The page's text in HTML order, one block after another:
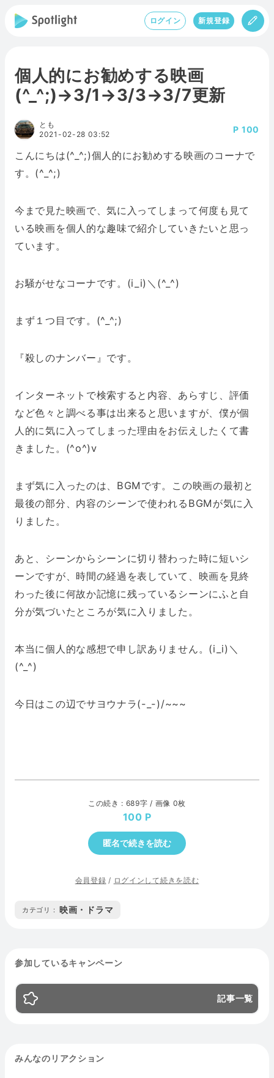
ログイン 新規登録
個人的にお勧めする映画
(^_^;)→3/1→3/3→3/7更新
とも
2021-02-28 03:52
100
こんにちは(^_^;)個人的にお勧めする映画のコーナで
す。(^_^;)
今まで見た映画で、気に入ってしまって何度も見て
いる映画を個人的な趣味で紹介していきたいと思っ
ています。
お騒がせなコーナです。(i_i)＼(^_^)
まず１つ目です。(^_^;)
『殺しのナンバー』です。
インターネットで検索すると内容、あらすじ、評価
など色々と調べる事は出来ると思いますが、僕が個
人的に気に入ってしまった理由をお伝えしたくて書
きました。(^o^)v
まず気に入ったのは、BGMです。この映画の最初と
最後の部分、内容のシーンで使われるBGMが気に入
りました。
あと、シーンからシーンに切り替わった時に短いシ
ーンですが、時間の経過を表していて、映画を見終
わった後に何故か記憶に残っているシーンにふと自
分が気づいたところが気に入りました。
本当に個人的な感想で申し訳ありません。(i_i)＼
(^_^)
今日はこの辺でサヨウナラ(-_-)/~~~
この続き : 689字 / 画像 0枚
100
匿名で続きを読む
会員登録 / ログインして続きを読む
カテゴリ : 映画・ドラマ
参加しているキャンペーン
記事一覧
みんなのリアクション